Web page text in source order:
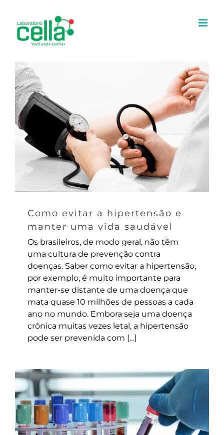
conteúdo
Como evitar a hipertensão e
manter uma vida saudável
Os brasileiros, de modo geral, não têm
uma cultura de prevenção contra
doenças. Saber como evitar a hipertensão,
por exemplo, é muito importante para
manter-se distante de uma doença que
mata quase 10 milhões de pessoas a cada
ano no mundo. Embora seja uma doença
crônica muitas vezes letal, a hipertensão
pode ser prevenida com [...]